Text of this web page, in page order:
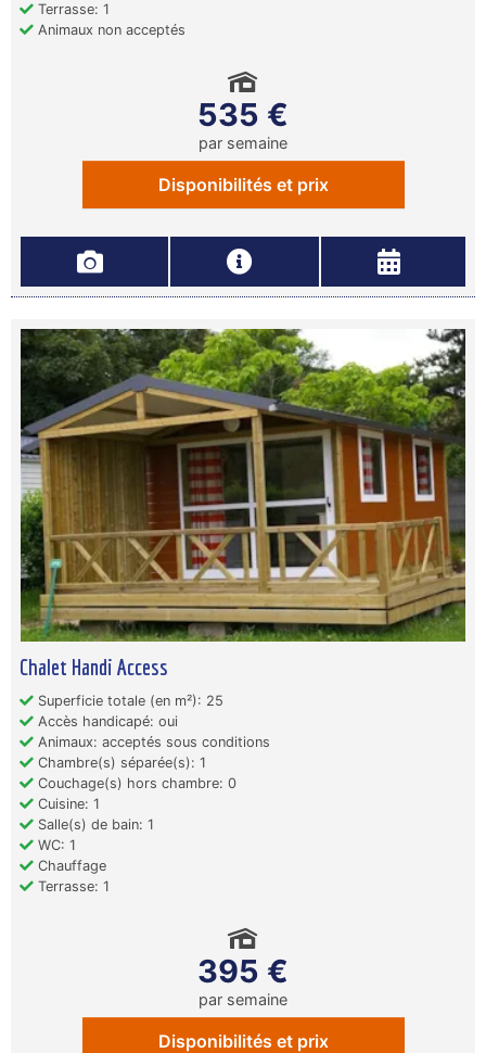
Terrasse: 1
Animaux non acceptés
535 €
par semaine
Disponibilités et prix
Chalet Handi Access
Superficie totale (en m²): 25
Accès handicapé: oui
Animaux: acceptés sous conditions
Chambre(s) séparée(s): 1
Couchage(s) hors chambre: 0
Cuisine: 1
Salle(s) de bain: 1
WC: 1
Chauffage
Terrasse: 1
395 €
par semaine
Disponibilités et prix